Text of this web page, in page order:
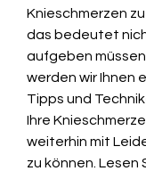
Knieschmerzen
das bedeutet
aufgeben
werden wir Ihnen
Tipps und
Ihre
weiterhin mit
zu können. Lesen